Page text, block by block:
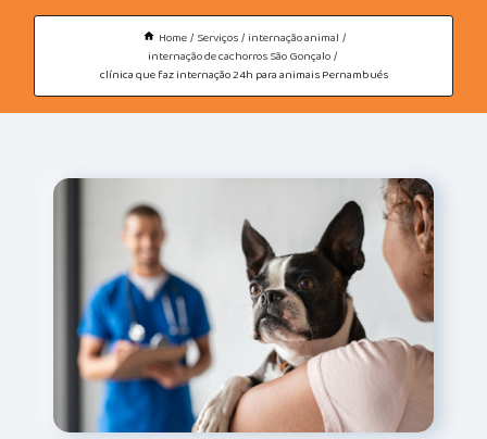
Home Serviços
internação animal
internação de cachorros São Gonçalo
clínica que faz internação 24h para animais Pernambués